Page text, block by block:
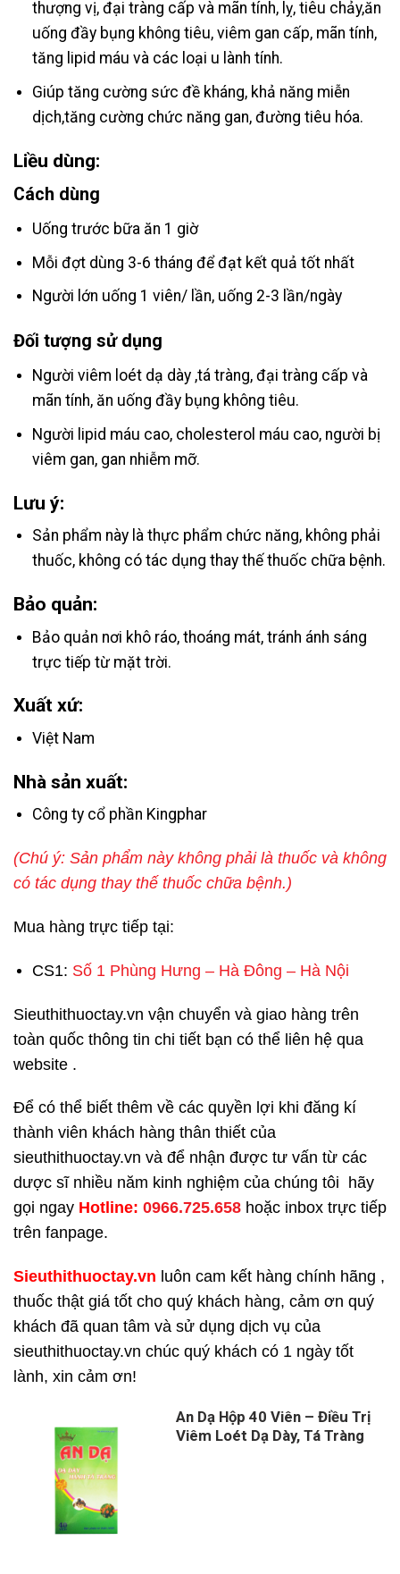
thượng vị, đại tràng cấp và mãn tính, lỵ, tiêu chảy,ăn
uống đầy bụng không tiêu, viêm gan cấp, mãn tính,
tăng lipid máu và các loại u lành tính.
Giúp tăng cường sức đề kháng, khả năng miễn
dịch,tăng cường chức năng gan, đường tiêu hóa.
Liều dùng:
Cách dùng
Uống trước bữa ăn 1 giờ
Mỗi đợt dùng 3-6 tháng để đạt kết quả tốt nhất
Người lớn uống 1 viên/ lần, uống 2-3 lần/ngày
Đối tượng sử dụng
Người viêm loét dạ dày ,tá tràng, đại tràng cấp và
mãn tính, ăn uống đầy bụng không tiêu.
Người lipid máu cao, cholesterol máu cao, người bị
viêm gan, gan nhiễm mỡ.
Lưu ý:
Sản phẩm này là thực phẩm chức năng, không phải
thuốc, không có tác dụng thay thế thuốc chữa bệnh.
Bảo quản:
Bảo quản nơi khô ráo, thoáng mát, tránh ánh sáng
trực tiếp từ mặt trời.
Xuất xứ:
Việt Nam
Nhà sản xuất:
Công ty cổ phần Kingphar
(Chú ý: Sản phẩm này không phải là thuốc và không
có tác dụng thay thế thuốc chữa bệnh.)
Mua hàng trực tiếp tại:
CS1: Số 1 Phùng Hưng – Hà Đông – Hà Nội
Sieuthithuoctay.vn vận chuyển và giao hàng trên
toàn quốc thông tin chi tiết bạn có thể liên hệ qua
website .
Để có thể biết thêm về các quyền lợi khi đăng kí
thành viên khách hàng thân thiết của
sieuthithuoctay.vn và để nhận được tư vấn từ các
dược sĩ nhiều năm kinh nghiệm của chúng tôi hãy
gọi ngay Hotline: 0966.725.658 hoặc inbox trực tiếp
trên fanpage.
Sieuthithuoctay.vn luôn cam kết hàng chính hãng ,
thuốc thật giá tốt cho quý khách hàng, cảm ơn quý
khách đã quan tâm và sử dụng dịch vụ của
sieuthithuoctay.vn chúc quý khách có 1 ngày tốt
lành, xin cảm ơn!
An Dạ Hộp 40 Viên – Điều Trị
Viêm Loét Dạ Dày, Tá Tràng